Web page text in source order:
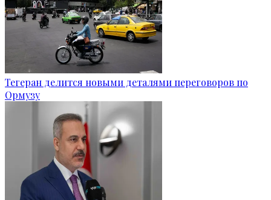
Тегеран делится новыми деталями переговоров по
Ормузу